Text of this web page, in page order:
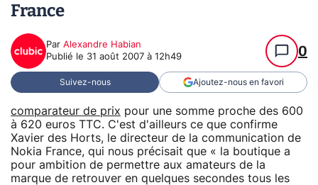
France
Par Alexandre Habian
Publié le 31 août 2007 à 12h49 0
Suivez-nous Ajoutez-nous en favori
comparateur de prix pour une somme proche des 600
à 620 euros TTC. C'est d'ailleurs ce que confirme
Xavier des Horts, le directeur de la communication de
Nokia France, qui nous précisait que « la boutique a
pour ambition de permettre aux amateurs de la
marque de retrouver en quelques secondes tous les